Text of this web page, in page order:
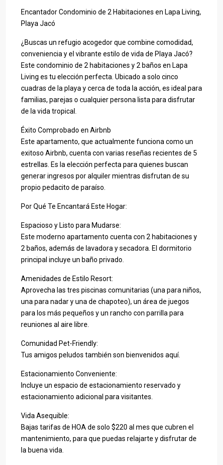
Encantador Condominio de 2 Habitaciones en Lapa Living,
Playa Jacó
¿Buscas un refugio acogedor que combine comodidad,
conveniencia y el vibrante estilo de vida de Playa Jacó?
Este condominio de 2 habitaciones y 2 baños en Lapa
Living es tu elección perfecta. Ubicado a solo cinco
cuadras de la playa y cerca de toda la acción, es ideal para
familias, parejas o cualquier persona lista para disfrutar
de la vida tropical.
Éxito Comprobado en Airbnb
Este apartamento, que actualmente funciona como un
exitoso Airbnb, cuenta con varias reseñas recientes de 5
estrellas. Es la elección perfecta para quienes buscan
generar ingresos por alquiler mientras disfrutan de su
propio pedacito de paraíso.
Por Qué Te Encantará Este Hogar:
Espacioso y Listo para Mudarse:
Este moderno apartamento cuenta con 2 habitaciones y
2 baños, además de lavadora y secadora. El dormitorio
principal incluye un baño privado.
Amenidades de Estilo Resort:
Aprovecha las tres piscinas comunitarias (una para niños,
una para nadar y una de chapoteo), un área de juegos
para los más pequeños y un rancho con parrilla para
reuniones al aire libre.
Comunidad Pet-Friendly:
Tus amigos peludos también son bienvenidos aquí.
Estacionamiento Conveniente:
Incluye un espacio de estacionamiento reservado y
estacionamiento adicional para visitantes.
Vida Asequible:
Bajas tarifas de HOA de solo $220 al mes que cubren el
mantenimiento, para que puedas relajarte y disfrutar de
la buena vida.